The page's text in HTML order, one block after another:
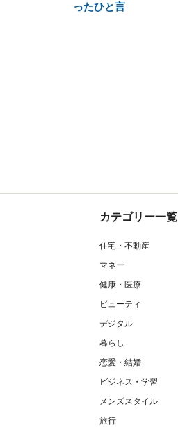
ったひと言
カテゴリー一覧
住宅・不動産
マネー
健康・医療
ビューティ
デジタル
暮らし
恋愛・結婚
ビジネス・学習
メンズスタイル
旅行